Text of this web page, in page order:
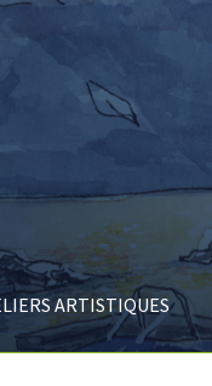
ARTISTIQUES